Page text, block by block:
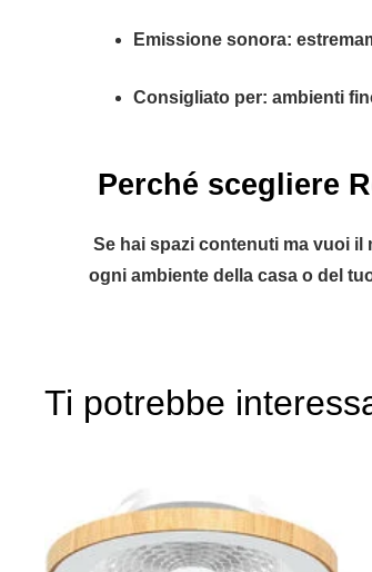
Emissione sonora:
Consigliato per: ambienti
Perché scegliere
Se hai spazi contenuti ma vuoi il
ogni ambiente della casa o del
Ti potrebbe